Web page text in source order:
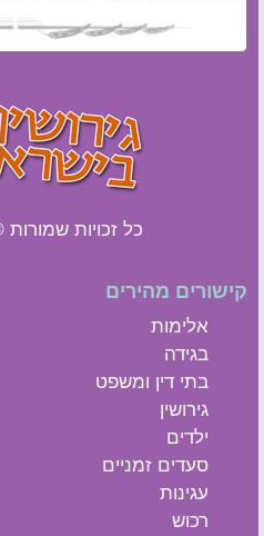
כל זכויות שמורות © 2005-
קישורים מהירים
אלימות
בגידה
בתי דין ומשפט
גירושין
ילדים
סעדים זמניים
עגינות
רכוש